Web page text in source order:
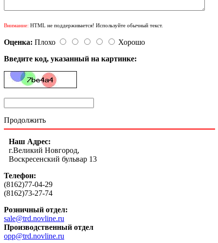
Внимание: HTML не поддерживается! Используйте обычный текст.
Оценка: Плохо
Хорошо
Введите код, указанный на картинке:
Продолжить
Наш Адрес:
г.Великий Новгород,
Воскресенский бульвар 13
Телефон:
(8162)77-04-29
(8162)73-27-74
Розничный отдел:
sale@trd.novline.ru
Производственный отдел
opp@trd.novline.ru